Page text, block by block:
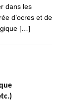
dans les
d’ocres et de
[…]